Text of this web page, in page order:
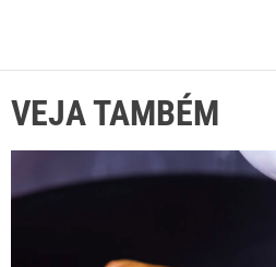
VEJA TAMBÉM